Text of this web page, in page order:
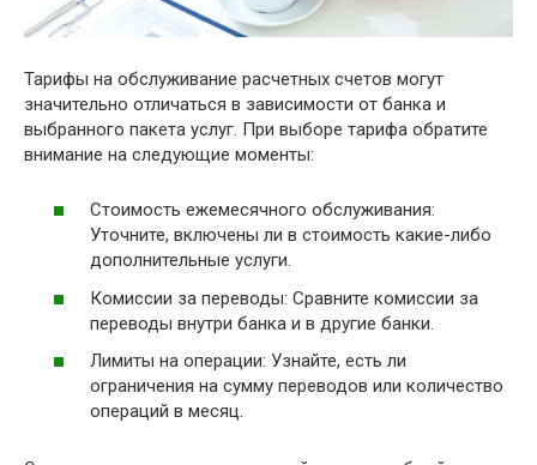
Тарифы на обслуживание расчетных счетов могут
значительно отличаться в зависимости от банка и
выбранного пакета услуг. При выборе тарифа обратите
внимание на следующие моменты:
Стоимость ежемесячного обслуживания:
Уточните, включены ли в стоимость какие-либо
дополнительные услуги.
Комиссии за переводы: Сравните комиссии за
переводы внутри банка и в другие банки.
Лимиты на операции: Узнайте, есть ли
ограничения на сумму переводов или количество
операций в месяц.